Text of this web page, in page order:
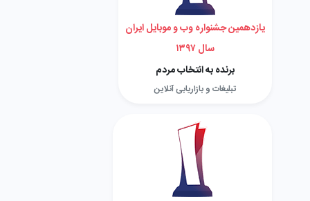
یازدهمین جشنواره وب و موبایل ایران
سال ۱۳۹۷
برنده به انتخاب مردم
تبلیغات و بازاریابی آنلاین